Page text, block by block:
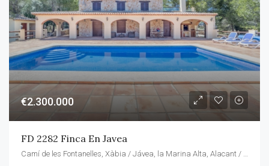
€2.300.000
FD 2282 Finca En Javea